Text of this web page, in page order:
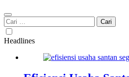
Cari
untuk:
Headlines